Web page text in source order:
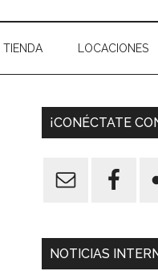
TIENDA LOCACIONES
¡CONÉCTATE
NOTICIAS